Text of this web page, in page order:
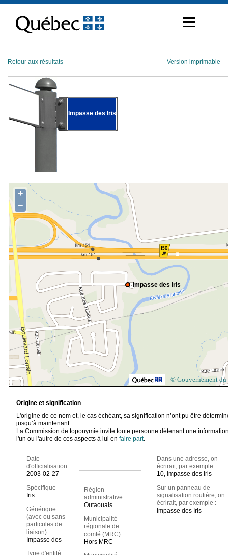
contenu
Retour aux résultats Version imprimable
Impasse des Iris
Impasse des Iris
+
−
© Gouvernement du
Origine et signification
L'origine de ce nom et, le cas échéant, sa signification n’ont pu être
jusqu’à maintenant.
La Commission de toponymie invite toute personne détenant une
l'un ou l'autre de ces aspects à lui en faire part.
Date
d'officialisation
2003-02-27
Spécifique
Iris
Générique
(avec ou sans
particules de
liaison)
Impasse des
Type d'entité
Région
administrative
Outaouais
Municipalité
régionale de
comté (MRC)
Hors MRC
Dans une adresse, on
écrirait, par exemple :
10, impasse des Iris
Sur un panneau de
signalisation routière, on
écrirait, par exemple :
Impasse des Iris